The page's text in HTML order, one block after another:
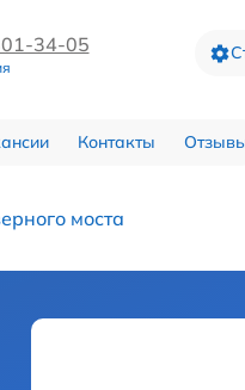
34-05
Контакты
моста